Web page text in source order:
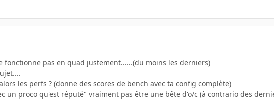
fonctionne pas en quad justement......(du moins les derniers)
les perfs ? (donne des scores de bench avec ta config complète)
un proco qu'est réputé" vraiment pas être une bête d'o/c (à contrario des